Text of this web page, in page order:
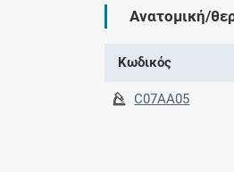
Ανατομική/
Κωδικός
C07AA05